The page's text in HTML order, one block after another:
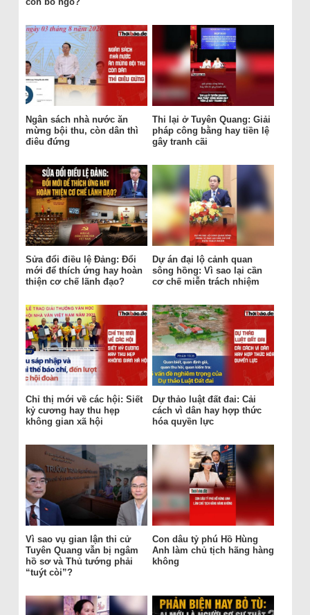
Ngân sách nhà nước ăn
mừng bội thu, còn dân thì
điêu đứng
Thi lại ở Tuyên Quang: Giải
pháp công bằng hay tiền lệ
gây tranh cãi
Sửa đổi điều lệ Đảng: Đổi
mới để thích ứng hay hoàn
thiện cơ chế lãnh đạo?
Dự án đại lộ cảnh quan
sông hồng: Vì sao lại cần
cơ chế miễn trách nhiệm
Chỉ thị mới về các hội: Siết
kỷ cương hay thu hẹp
không gian xã hội
Dự thảo luật đất đai: Cải
cách vì dân hay hợp thức
hóa quyền lực
Vì sao vụ gian lận thi cử
Tuyên Quang vẫn bị ngâm
hồ sơ và Thủ tướng phải
“tuýt còi”?
Con dâu tỷ phú Hồ Hùng
Anh làm chủ tịch hãng hàng
không